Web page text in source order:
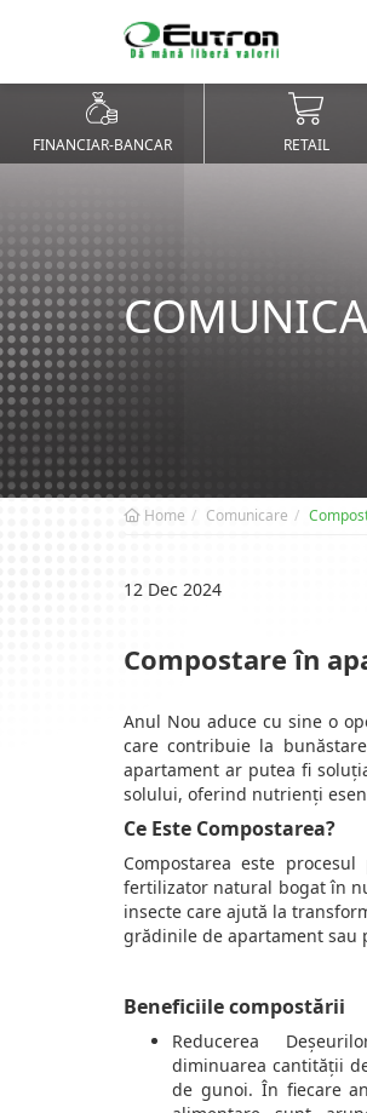
FINANCIAR-BANCAR RETAIL
Home Comunicare
12 Dec 2024
Compostare în
Anul Nou aduce cu sine o
care contribuie la
apartament ar putea fi
solului, oferind nutrienți
Ce Este Compostarea?
Compostarea este
fertilizator natural bogat în
insecte care ajută la
grădinile de apartament sau
Beneficiile compostării
Reducerea
diminuarea cantității
de gunoi. În fiecare